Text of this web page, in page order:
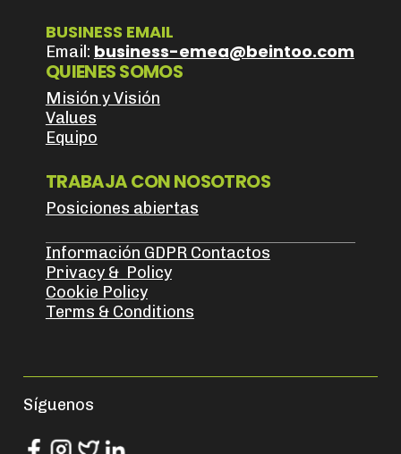
BUSINESS EMAIL
Email: business-emea@beintoo.com
QUIENES SOMOS
Misión y Visión
Values
Equipo
TRABAJA CON NOSOTROS
Posiciones abiertas
Información GDPR Contactos
Privacy & Policy
Cookie Policy
Terms & Conditions
Síguenos